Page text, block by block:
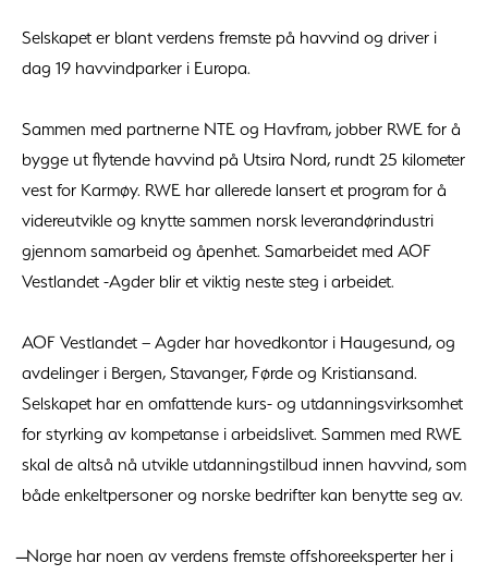
Selskapet er blant verdens fremste på havvind og driver i
dag 19 havvindparker i Europa.
Sammen med partnerne NTE og Havfram, jobber RWE for å
bygge ut flytende havvind på Utsira Nord, rundt 25 kilometer
vest for Karmøy. RWE har allerede lansert et program for å
videreutvikle og knytte sammen norsk leverandørindustri
gjennom samarbeid og åpenhet. Samarbeidet med AOF
Vestlandet -Agder blir et viktig neste steg i arbeidet.
AOF Vestlandet – Agder har hovedkontor i Haugesund, og
avdelinger i Bergen, Stavanger, Førde og Kristiansand.
Selskapet har en omfattende kurs- og utdanningsvirksomhet
for styrking av kompetanse i arbeidslivet. Sammen med RWE
skal de altså nå utvikle utdanningstilbud innen havvind, som
både enkeltpersoner og norske bedrifter kan benytte seg av.
̶ Norge har noen av verdens fremste offshoreeksperter her i